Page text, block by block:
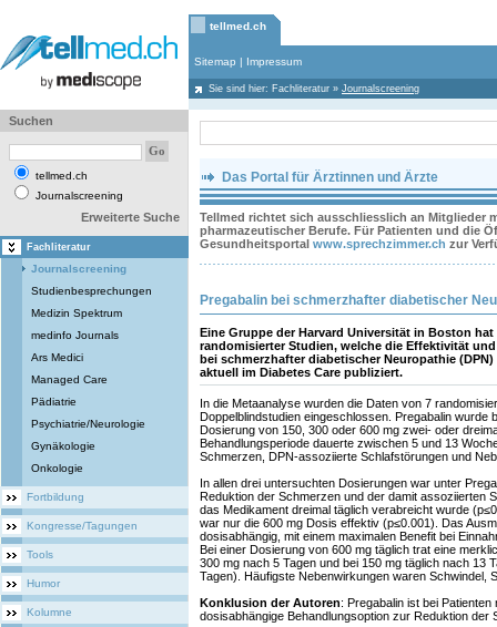
tellmed.ch
Sitemap | Impressum
Sie sind hier: Fachliteratur » Journalscreening
Suchen
tellmed.ch
Journalscreening
Erweiterte Suche
Fachliteratur
Journalscreening
Studienbesprechungen
Medizin Spektrum
medinfo Journals
Ars Medici
Managed Care
Pädiatrie
Psychiatrie/Neurologie
Gynäkologie
Onkologie
Fortbildung
Kongresse/Tagungen
Tools
Humor
Kolumne
Das Portal für Ärztinnen und Ärzte
Tellmed richtet sich ausschliesslich an Mitglieder
pharmazeutischer Berufe. Für Patienten und die
Gesundheitsportal www.sprechzimmer.ch zur
Pregabalin bei schmerzhafter diabetischer
Eine Gruppe der Harvard Universität in Boston
randomisierter Studien, welche die Effektivität
bei schmerzhafter diabetischer Neuropathie
aktuell im Diabetes Care publiziert.
In die Metaanalyse wurden die Daten von 7
Doppelblindstudien eingeschlossen. Pregabalin wurde
Dosierung von 150, 300 oder 600 mg zwei- oder
Behandlungsperiode dauerte zwischen 5 und 13
Schmerzen, DPN-assoziierte Schlafstörungen und
In allen drei untersuchten Dosierungen war unter
Reduktion der Schmerzen und der damit assoziierten
das Medikament dreimal täglich verabreicht wurde
war nur die 600 mg Dosis effektiv (p≤0.001). Das
dosisabhängig, mit einem maximalen Benefit bei
Bei einer Dosierung von 600 mg täglich trat eine
300 mg nach 5 Tagen und bei 150 mg täglich nach 13
Tagen). Häufigste Nebenwirkungen waren Schwindel,
Konklusion der Autoren: Pregabalin ist bei
dosisabhängige Behandlungsoption zur Reduktion der